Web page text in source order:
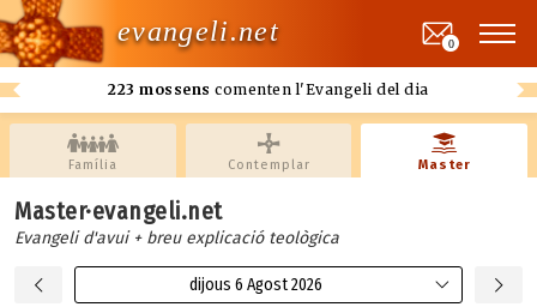
evangeli.net
223 mossens comenten l'Evangeli del dia
0
Família Contemplar Master
Master·evangeli.net
Evangeli d'avui + breu explicació teològica
dijous 6 Agost 2026